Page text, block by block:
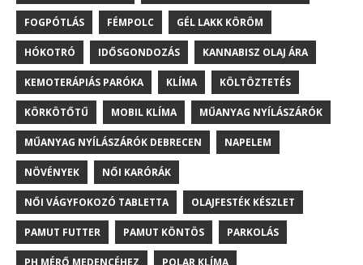
FOGPÓTLÁS FÉMPOLC GÉL LAKK KÖRÖM
HÓKOTRÓ IDŐSGONDOZÁS KANNABISZ OLAJ ÁRA
KEMOTERÁPIÁS PARÓKA KLÍMA KÖLTÖZTETÉS
KÖRKÖTŐTŰ MOBIL KLÍMA MŰANYAG NYÍLÁSZÁRÓK
MŰANYAG NYÍLÁSZÁRÓK DEBRECEN NAPELEM
NÖVÉNYEK NŐI KARÓRÁK
NŐI VÁGYFOKOZÓ TABLETTA OLAJFESTÉK KÉSZLET
PAMUT FUTTER PAMUT KÖNTÖS PARKOLÁS
PH MÉRŐ MEDENCÉHEZ POLAR KLÍMA